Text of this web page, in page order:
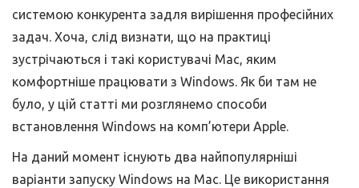
системою конкурента задля вирішення професійних
задач. Хоча, слід визнати, що на практиці
зустрічаються і такі користувачі Mac, яким
комфортніше працювати з Windows. Як би там не
було, у цій статті ми розглянемо способи
встановлення Windows на комп’ютери Apple.
На даний момент існують два найпопулярніші
варіанти запуску Windows на Mac. Це використання